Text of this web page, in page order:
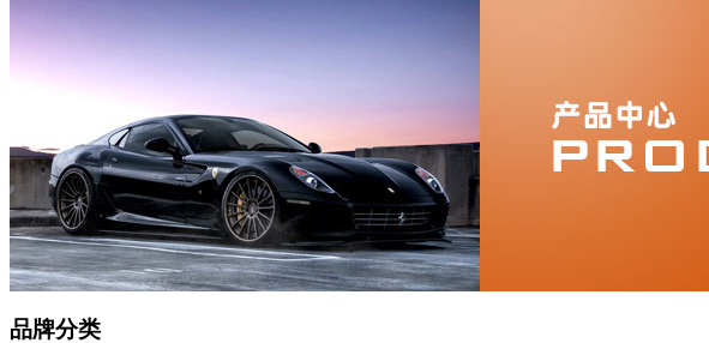
品牌分类